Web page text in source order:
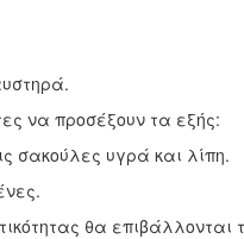
να προσέξουν τα εξής:
σακούλες υγρά και λίπη.
θα